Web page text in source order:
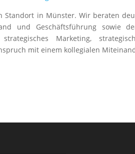
in Münster. Wir beraten
und Geschäftsführung sowie
Marketing,
mit einem kollegialen